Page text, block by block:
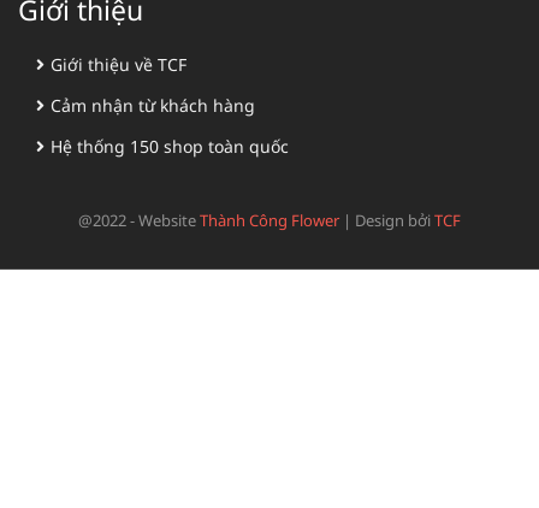
Giới thiệu
Giới thiệu về TCF
Cảm nhận từ khách hàng
Hệ thống 150 shop toàn quốc
@2022 - WebsiteThành Công Flower | Design bởiTCF